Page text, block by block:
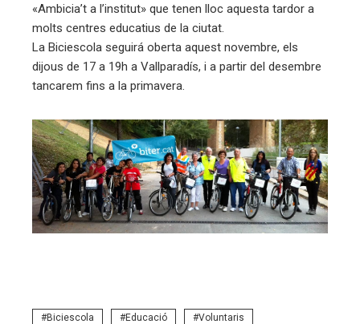
«Ambicia’t a l’institut» que tenen lloc aquesta tardor a
molts centres educatius de la ciutat.
La Biciescola seguirá oberta aquest novembre, els
dijous de 17 a 19h a Vallparadís, i a partir del desembre
tancarem fins a la primavera.
Biciescola Educació Voluntaris